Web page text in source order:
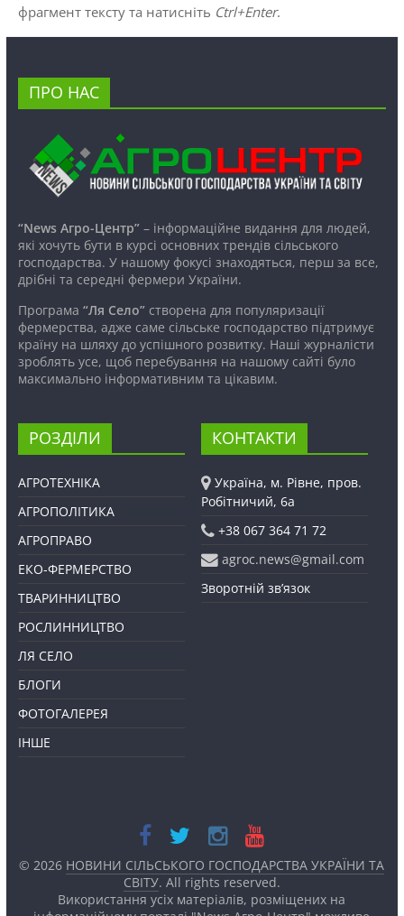
фрагмент тексту та натисніть Ctrl+Enter.
ПРО НАС
“News Агро-Центр”– інформаційне видання для людей,
які хочуть бути в курсі основних трендів сільського
господарства. У нашому фокусі знаходяться, перш за все,
дрібні та середні фермери України.
Програма “Ля Село”створена для популяризації
фермерства, адже саме сільське господарство підтримує
країну на шляху до успішного розвитку. Наші журналісти
зроблять усе, щоб перебування на нашому сайті було
максимально інформативним та цікавим.
РОЗДІЛИ
АГРОТЕХНІКА
АГРОПОЛІТИКА
АГРОПРАВО
ЕКО-ФЕРМЕРСТВО
ТВАРИННИЦТВО
РОСЛИННИЦТВО
ЛЯ СЕЛО
БЛОГИ
ФОТОГАЛЕРЕЯ
ІНШЕ
КОНТАКТИ
Україна, м. Рівне, пров.
Робітничий, 6а
+38 067 364 71 72
agroc.news@gmail.com
Зворотній зв’язок
© 2026 НОВИНИ СІЛЬСЬКОГО ГОСПОДАРСТВА УКРАЇНИ ТА
СВІТУ. All rights reserved.
Використання усіх матеріалів, розміщених на